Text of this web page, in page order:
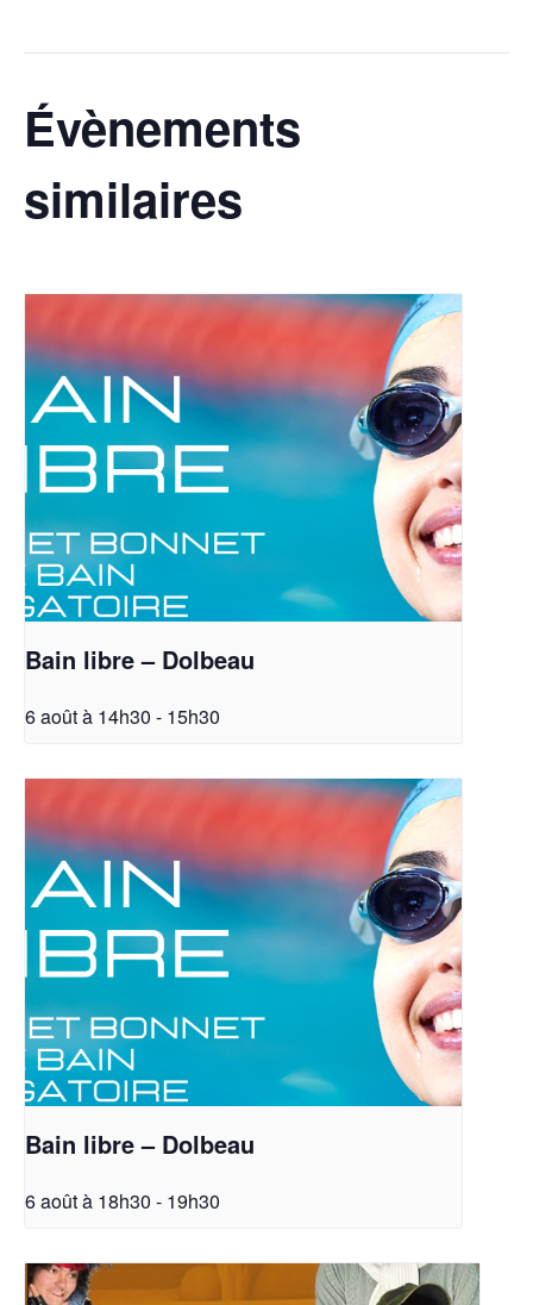
Évènements
similaires
Bain libre – Dolbeau
6 août à 14h30 - 15h30
Bain libre – Dolbeau
6 août à 18h30 - 19h30